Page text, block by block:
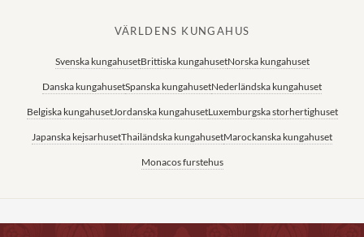
VÄRLDENS KUNGAHUS
Svenska kungahusetBrittiska kungahusetNorska kungahuset
Danska kungahusetSpanska kungahusetNederländska kungahuset
Belgiska kungahusetJordanska kungahusetLuxemburgska storhertighuset
Japanska kejsarhusetThailändska kungahusetMarockanska kungahuset
Monacos furstehus